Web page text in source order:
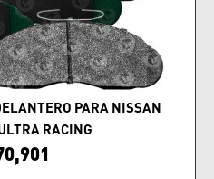
PARA NISSAN
RACING